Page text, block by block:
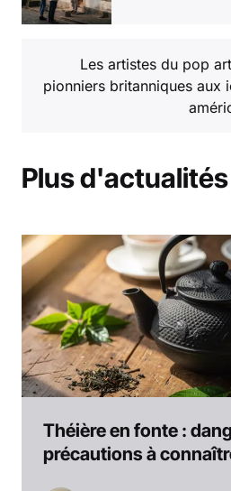
Les artistes du pop
pionniers britanniques aux
Plus d'actualités
Théière en fonte :
précautions à